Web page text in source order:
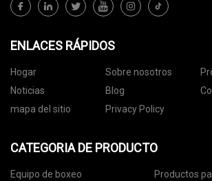
ENLACES RÁPIDOS
Hogar Sobre nosotros
Noticias
Blog
mapa del sitio
Privacy Policy
CATEGORIA DE PRODUCTO
Equipo de boxeo Productos